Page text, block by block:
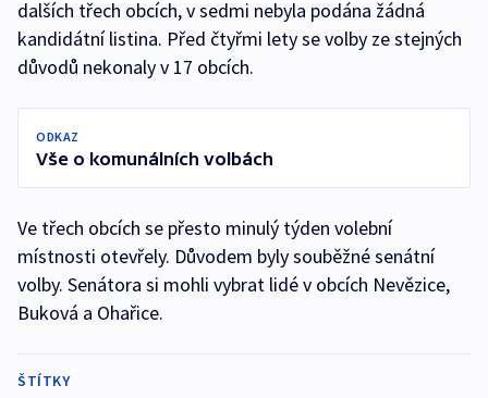
dalších třech obcích, v sedmi nebyla podána žádná
kandidátní listina. Před čtyřmi lety se volby ze stejných
důvodů nekonaly v 17 obcích.
ODKAZ
Vše o komunálních volbách
Ve třech obcích se přesto minulý týden volební
místnosti otevřely. Důvodem byly souběžné senátní
volby. Senátora si mohli vybrat lidé v obcích Nevězice,
Buková a Ohařice.
ŠTÍTKY